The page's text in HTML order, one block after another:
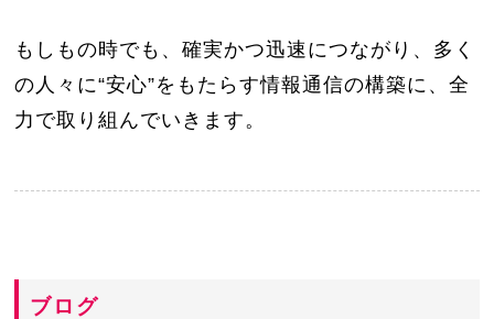
もしもの時でも、確実かつ迅速につながり、多く
の人々に“安心”をもたらす情報通信の構築に、全
力で取り組んでいきます。
ブログ